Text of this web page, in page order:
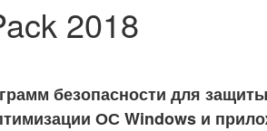
2018
безопасности для
ОС Windows и